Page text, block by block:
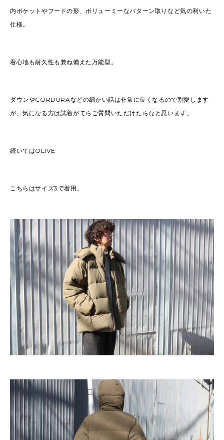
内ポケットやフードの形、ボリューミーなパターン取りなど気の利いた
仕様。
着心地も耐久性も兼ね備えた万能型。
ダウンやCORDURAなどの細かい話は非常に長くなるので割愛します
が、気になる方は試着がてらご質問いただけたらなと思います。
続いてはOLIVE
こちらはサイズ3で着用。